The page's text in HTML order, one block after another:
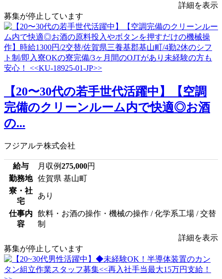
詳細を表示
募集が停止しています
【20〜30代の若手世代活躍中】【空調
完備のクリーンルーム内で快適◎お酒
の...
フジアルテ株式会社
給与 月収例275,000円
勤務地
佐賀県 基山町
寮・社
宅
あり
仕事内
容
飲料・お酒の操作・機械の操作 / 化学系工場 / 交替
制
詳細を表示
募集が停止しています